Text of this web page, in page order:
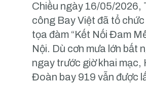
Chiều ngày 16/05/2026,
công Bay Việt đã tổ
tọa đàm “Kết Nối Đam
Nội. Dù cơn mưa lớn bất
ngay trước giờ khai mạc,
Đoàn bay 919 vẫn được